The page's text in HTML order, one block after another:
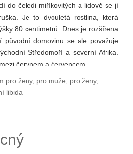
do čeledi miříkovitých a lidově se jí
Je to dvouletá rostlina, která
80 centimetrů. Dnes je rozšířena
původní domovinu se ale považuje
Středomoří a severní Afrika.
červnem a červencem.
pro ženy, pro muže pro ženy,
libida